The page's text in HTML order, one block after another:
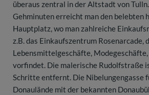
überaus zentral in der Altstadt von
Gehminuten erreicht man den belebten
Hauptplatz, wo man zahlreiche
z.B. das Einkaufszentrum Rosenarcade,
Lebensmittelgeschäfte,
vorfindet. Die malerische Rudolfstraße
Schritte entfernt. Die Nibelungengasse
Donaulände mit der bekannten